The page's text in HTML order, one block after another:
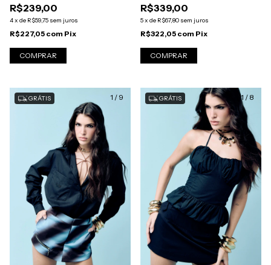
R$239,00
4x de R$59,75 sem juros
R$227,05 com Pix
COMPRAR
R$339,00
5x de R$67,80 sem juros
R$322,05 com Pix
COMPRAR
1 / 9
GRÁTIS 1 / 8
GRÁTIS